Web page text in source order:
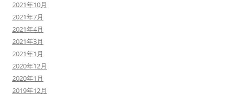
2021年10月
2021年7月
2021年4月
2021年3月
2021年1月
2020年12月
2020年1月
2019年12月